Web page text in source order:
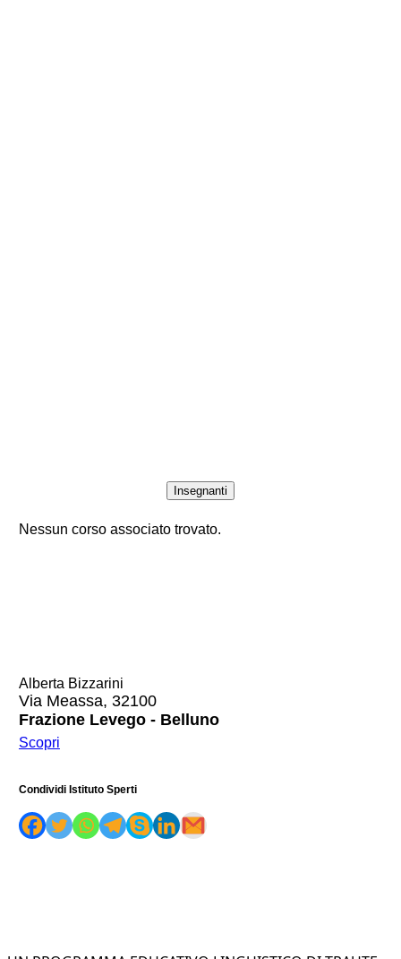
Insegnanti
Nessun corso associato trovato.
Alberta Bizzarini
Via Meassa, 32100
Frazione Levego - Belluno
Scopri
Condividi Istituto Sperti